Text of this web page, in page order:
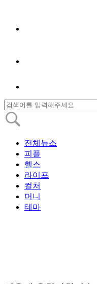
전체뉴스
피플
헬스
라이프
컬처
머니
테마